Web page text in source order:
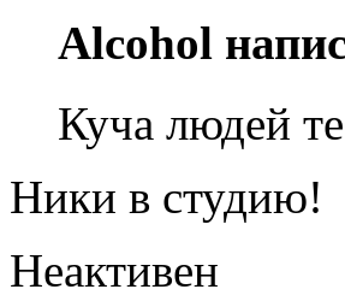
Alcohol
Куча людей
Ники в студию!
Неактивен